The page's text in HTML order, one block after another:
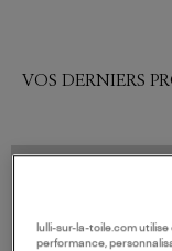
VOS DERNIERS
lulli-sur-la-toile.com
performance,